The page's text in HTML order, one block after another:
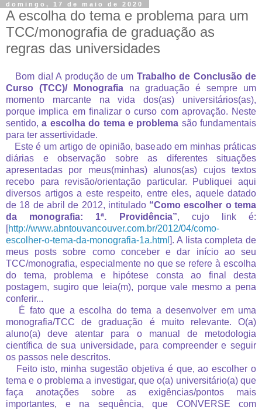
domingo, 17 de maio de 2020
A escolha do tema e problema para um
TCC/monografia de graduação as
regras das universidades
Bom dia! A produção de um Trabalho de Conclusão de
Curso (TCC)/ Monografiana graduação é sempre um
momento marcante na vida dos(as) universitários(as),
porque implica em finalizar o curso com aprovação. Neste
sentido,a escolha do tema e problema são fundamentais
para ter assertividade.
Este é um artigo de opinião, baseado em minhas práticas
diárias e observação sobre as diferentes situações
apresentadas por meus(minhas) alunos(as) cujos textos
recebo para revisão/orientação particular. Publiquei aqui
diversos artigos a este respeito, entre eles, aquele datado
de 18 de abril de 2012, intitulado “Como escolher o tema
da monografia: 1ª. Providência”, cujo link é:
[http://www.abntouvancouver.com.br/2012/04/como-
escolher-o-tema-da-monografia-1a.html ]. A lista completa de
meus posts sobre como conceber e dar início ao seu
TCC/monografia, especialmente no que se refere à escolha
do tema, problema e hipótese consta ao final desta
postagem, sugiro que leia(m), porque vale mesmo a pena
conferir...
É fato que a escolha do tema a desenvolver em uma
monografia/TCC de graduação é muito relevante. O(a)
aluno(a) deve atentar para o manual de metodologia
científica de sua universidade, para compreender e seguir
os passos nele descritos.
Feito isto, minha sugestão objetiva é que, ao escolher o
tema e o problema a investigar, que o(a) universitário(a) que
faça anotações sobre as exigências/pontos mais
importantes, e na sequência, que CONVERSE com